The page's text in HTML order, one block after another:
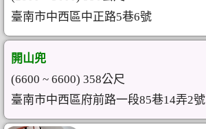
臺南市中西區中正路5巷6號
開山兜
(6600 ~ 6600) 358公尺
臺南市中西區府前路一段85巷14弄2號